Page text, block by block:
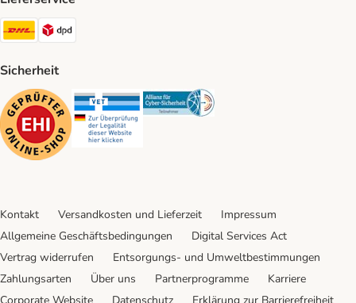
DHL Shipping Method
Sicherheit
Security Security Security
Kontakt Versandkosten und Lieferzeit
Impressum
Allgemeine Geschäftsbedingungen
Digital Services Act
Vertrag widerrufen
Entsorgungs- und Umweltbestimmungen
Zahlungsarten
Über uns Partnerprogramme
Karriere